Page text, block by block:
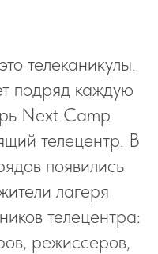
телеканикулы.
подряд каждую
Next Camp
телецентр. В
появились
лагеря
телецентра:
режиссеров,